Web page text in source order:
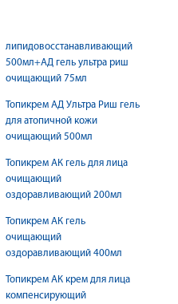
липидовосстанавливающий
500мл+АД гель ультра риш
очищающий 75мл
Топикрем АД Ультра Риш гель
для атопичной кожи
очищающий 500мл
Топикрем АК гель для лица
очищающий
оздоравливающий 200мл
Топикрем АК гель
очищающий
оздоравливающий 400мл
Топикрем АК крем для лица
компенсирующий